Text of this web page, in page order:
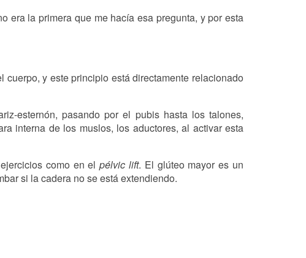
era la primera que me hacía esa pregunta, y por esta
y este principio está directamente relacionado
esternón, pasando por el pubis hasta los talones,
interna de los muslos, los aductores, al activar esta
como en elpélvic lift. El glúteo mayor es un
si la cadera no se está extendiendo.